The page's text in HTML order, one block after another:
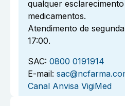
qualquer
medicamentos.
Atendimento de
17:00.
SAC: 0800 0191914
E-mail:
Canal Anvisa VigiMed